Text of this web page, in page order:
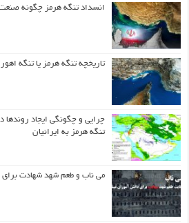
انسداد تنگه هرمز چگونه
تاریخچه تنگه هرمز یا تنگه
چرایی و چگونگی ایجاد روندها
تنگه هرمز به ایرانیان
می ناب و طعم شهد شهادت برای